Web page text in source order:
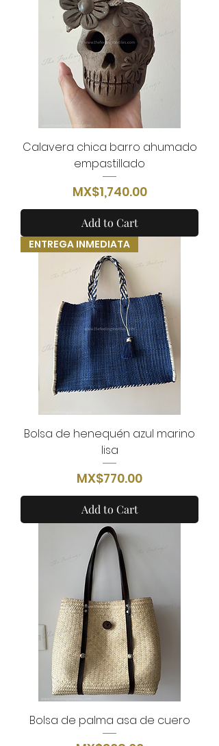
Calavera chica barro ahumado
empastillado
Price
MX$1,740.00
Add to Cart
ENTREGA INMEDIATA
Bolsa de henequén azul marino
lisa
Price
MX$770.00
Add to Cart
Bolsa de palma asa de cuero